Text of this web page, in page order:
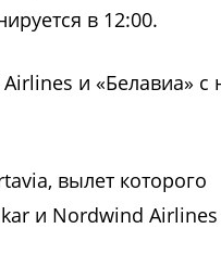
в 12:00.
и «Белавиа»
вылет которого
и Nordwind Airlines